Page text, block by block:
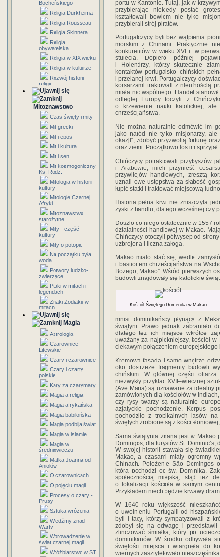
Bocheńskiego
Religia Durkheima
Religia Rousseau
Religia Skinnera
Religia
obywatelska
Religia w XIX wieku
Religia w kulturze
Rozwój historii
religii
Mitoznawstwo
Czas święty i mity
Mit grecki
Mit i epos
Mit i kultura
Mit i sen
Mit kosmogoniczny
Ks. Rodz.
Mitologia w historii
kultury
Mitologie Czarnej
Afryki
Mitoznawstwo
starożytne
Mity - część
kultury
Mity o potopie
Na początku była
woda
Potwory ludzko-
zwierzęce
Ptaki w mitach i
legendach
Znaki Zodiaku w
mitach
Magia
Astrologia
Czarownice
Litewskie
Czary i czarownice
Czary i czarty
polskie
Kary za czarymary
Magia a religia
Magia afrykańska
Magia babilońska
Magia podbija świat
Magia w islamie
Magia w
średniowieczu
Matka Joanna od
Aniołów
O czarownicach
O pojęciu magii
Procesy o czary -
Prusy
Sztuka wróżenia
Wiedźmy znad
Warty
Wprowadzenie w
świat czarnej magii
Wróżbiarstwo w ST
portu w Kantonie. Tutaj, jak w
przybierając niekiedy postać
kształtowali bowiem nie tylko
przybierali strój piratów.
Portugalczycy byli bez wątpienia
morskim z Chinami. Praktycznie
konkurentów w wieku XVI i w
stulecia. Dopiero później
i Holendrzy, którzy skutecznie
kontaktów portugalsko–chińskich
i przelanej krwi. Portugalczycy
korsarzami traktowali z nieufnością
miała nic wspólnego. Handel
odległej Europy toczyli z
o krzewienie nauki katolickiej, ale
chrześcijaństwa.
Nie można naturalnie odmówić im
jako naród nie tylko misjonarzy, ale
okazji”, zdobyć przyzwoitą fortunę
oraz ziemi. Początkowo los im sprzyjał.
Chińczycy potraktowali przybyszów
i Arabowie, mieli przynieść
przywilejów handlowych, zresztą
uznali owe ustępstwa za słabość
łupić statki i traktować miejscową
Historia pełna krwi nie zniszczyła
zyski z handlu, dlatego wcześniej czy
Doszło do niego ostatecznie w 1557
działalności handlowej w Makao.
Chińczycy otoczyli półwysep od
uzbrojona i liczna załoga.
Makao miało stać się, wedle
i bastionem chrześcijaństwa na
Bożego, Makao”. Wśród pierwszych
budowli znajdowały się katolickie
Kościół Świętego Domenika w Makao
mnisi dominikańscy płynący z
świątyni. Prawo jednak zabraniało
dlatego też ich miejsce wkrótce
uważany za najpiękniejszy, kościół
ciekawym połączeniem
Kremowa fasada i samo wnętrze
oko dostrzeże fragmenty budowli
chińskim. W głównej części
niezwykły przykład XVII–wiecznej
(Ave Maria) są uznawane za idealny
zamówionych dla kościołów w
czy rysy twarzy są naturalnie
azjatyckie pochodzenie. Korpus
pochodziło z tropikalnych lasów
świętych zrobione są z kości
Sama świątynia znana jest w Makao
Domingos, dla turystów St.
W swojej historii stawała się
Makao, a czasami miały ogromny
Chinach. Położenie Sâo Domingos
która pochodzi od św. Dominika.
społecznością miejską, stąd też
o lokalizacji kościoła w samym
Przykładem niech będzie krwawy
W 1640 roku większość
o uwolnieniu Portugalii od
byli i tacy, którzy sympatyzowali z
zdobył się na odwagę i
zlinczować śmiałka, który po
dominikanów. W środku odbywała
świętości miejsca i wtargnęła do
wiernych zasztyletowało